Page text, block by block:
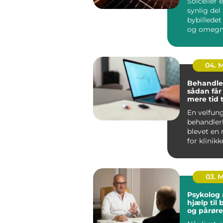
synlig del
og
04.
sådan
mere tid
En
blevet en
for
03.
Psykolog
hjælp til
og